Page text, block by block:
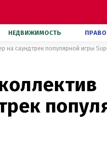
НЕДВИЖИМОСТЬ ПРАВО
на саундтрек популярной игры